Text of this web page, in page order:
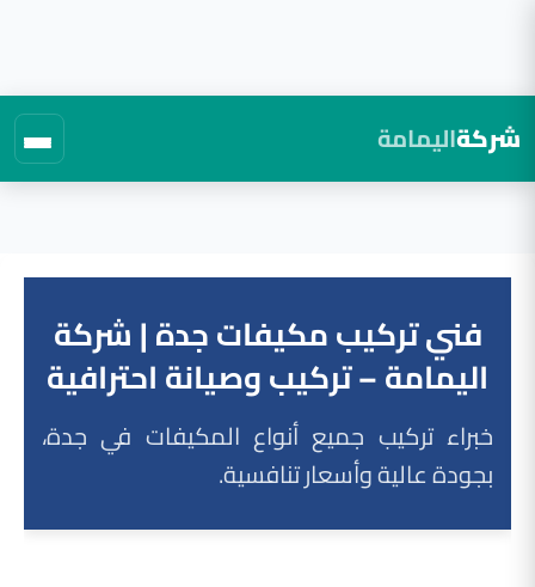
شركةاليمامة
فني تركيب مكيفات جدة | شركة
اليمامة – تركيب وصيانة احترافية
خبراء تركيب جميع أنواع المكيفات في جدة،
بجودة عالية وأسعار تنافسية.